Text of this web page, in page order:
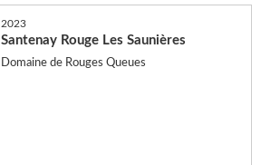
2023
Santenay Rouge Les Saunières
Domaine de Rouges Queues